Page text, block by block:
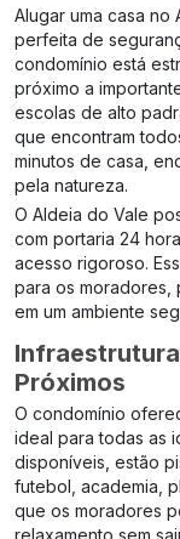
Alugar uma casa
perfeita de
condomínio está
próximo a
escolas de alto
que encontram
minutos de casa,
pela natureza.
O Aldeia do Vale
com portaria 24
acesso rigoroso.
para os moradores,
em um ambiente
Próximos
O condomínio
ideal para todas as
disponíveis, estão
futebol, academia,
que os moradores
relaxamento sem